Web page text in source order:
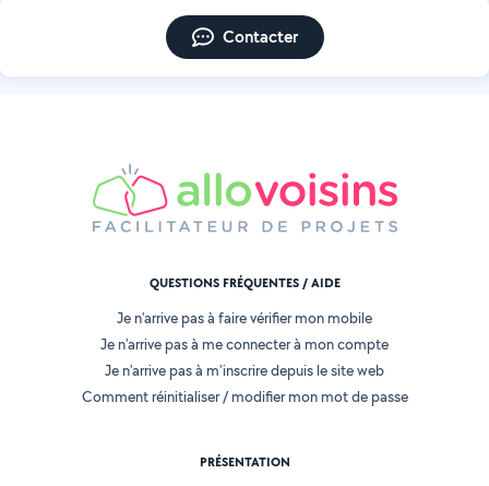
Contacter
QUESTIONS FRÉQUENTES / AIDE
Je n'arrive pas à faire vérifier mon mobile
Je n'arrive pas à me connecter à mon compte
Je n'arrive pas à m'inscrire depuis le site web
Comment réinitialiser / modifier mon mot de passe
PRÉSENTATION